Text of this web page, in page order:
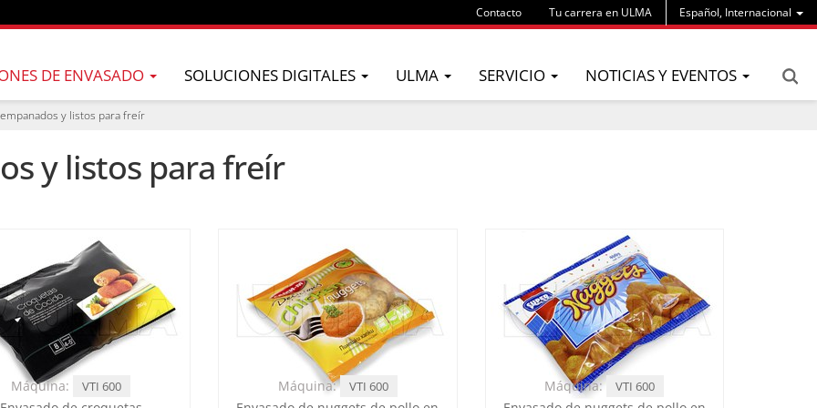
Español, Internacional
Contacto Tu carrera en ULMA
DE ENVASADO SOLUCIONES DIGITALES ULMA SERVICIO NOTICIAS Y EVENTOS
y listos para freír
y listos para freír
Máquina: VTI 600 Máquina: VTI 600 Máquina: VTI 600